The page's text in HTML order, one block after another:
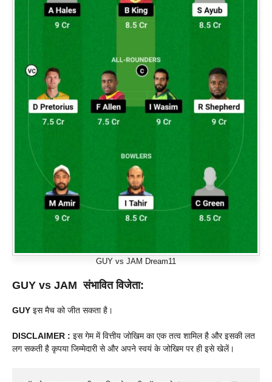
GUY vs JAM Dream11
GUY vs JAM संभावित विजेता:
GUY इस मैच को जीत सकता है।
DISCLAIMER : इस गेम में वित्तीय जोखिम का एक तत्व शामिल है और इसकी लत
लग सकती है कृपया जिम्मेदारी से और अपने स्वयं के जोखिम पर ही इसे खेलें।